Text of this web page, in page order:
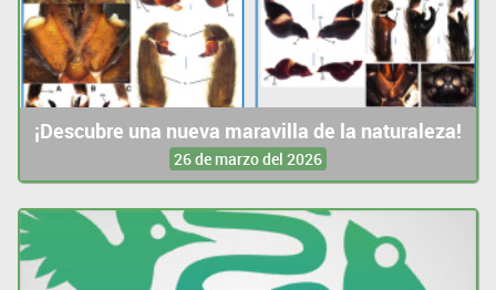
¡Descubre una nueva maravilla de la naturaleza!
26 de marzo del 2026